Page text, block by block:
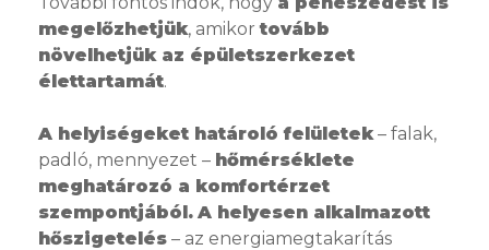
megelőzhetjük, amikortovább
növelhetjük az épületszerkezet
élettartamát.
A helyiségeket határoló felületek – falak,
padló, mennyezet – hőmérséklete
meghatározó a komfortérzet
szempontjából. A helyesen alkalmazott
hőszigetelés – az energiamegtakarítás